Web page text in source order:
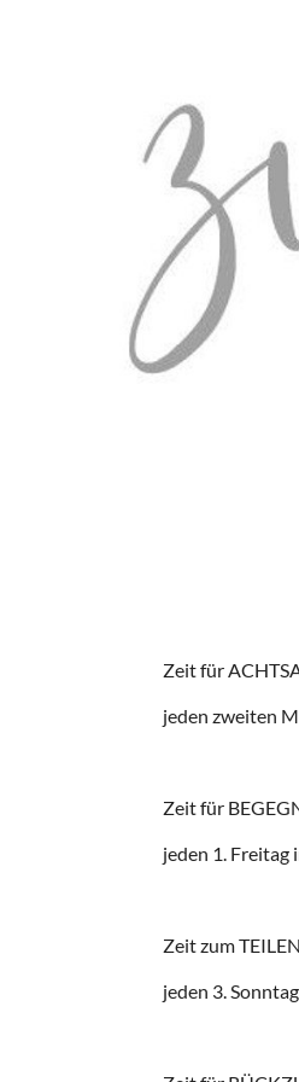
Zeit für
jeden zweiten
Zeit für
jeden 1.
Zeit zum
jeden 3.